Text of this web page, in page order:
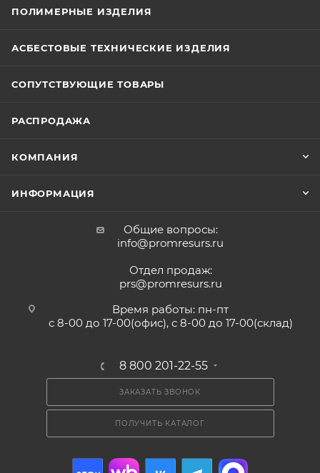
ПОЛИМЕРНЫЕ ИЗДЕЛИЯ
АСБЕСТОВЫЕ ТЕХНИЧЕСКИЕ ИЗДЕЛИЯ
СОПУТСТВУЮЩИЕ ТОВАРЫ
РАСПРОДАЖА
КОМПАНИЯ
ИНФОРМАЦИЯ
Общие вопросы:
info@promresurs.ru
Отдел продаж:
prs@promresurs.ru
Время работы: пн-пт
с 8-00 до 17-00(офис), с 8-00 до 17-00(склад)
8 800 201-22-55
ЗАКАЗАТЬ ЗВОНОК
ПОЛУЧИТЬ КАТАЛОГ